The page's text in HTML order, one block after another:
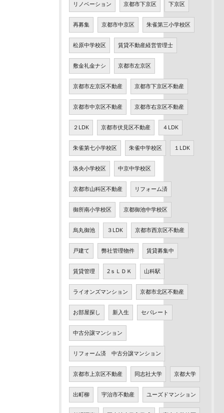
リノベーション 京都市下京区 下京区
再募集 京都市中京区 朱雀第三小学校区
松原中学校区 賃貸不動産経営管理士
敷金礼金ナシ 京都市左京区
京都市左京区不動産 京都市下京区不動産
京都市中京区不動産 京都市右京区不動産
２LDK 京都市伏見区不動産 ４LDK
朱雀第七小学校区 朱雀中学校区 １LDK
洛央小学校区 中京中学校区
京都市山科区不動産 リフォーム済
御所南小学校区 京都御池中学校区
烏丸御池 ３LDK 京都市西京区不動産
戸建て 弊社管理物件 賃貸募集中
賃貸管理 2ｓＬＤＫ 山科駅
ライオンズマンション 京都市北区不動産
お部屋探し 新入生 セパレート
中古分譲マンション
リフォーム済 中古分譲マンション
京都市上京区不動産 同志社大学 京都大学
出町柳 宇治市不動産 ユーズドマンション